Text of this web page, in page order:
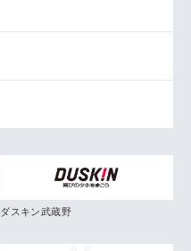
ダスキン武蔵野